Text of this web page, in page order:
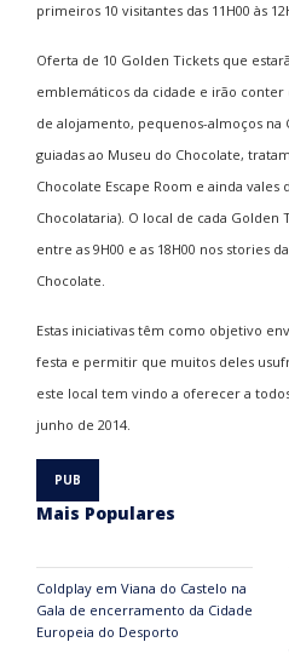
primeiros 10 visitantes das 11H00 às
Oferta de 10 Golden Tickets que
emblemáticos da cidade e irão
de alojamento, pequenos-almoços na
guiadas ao Museu do Chocolate,
Chocolate Escape Room e ainda vales
Chocolataria). O local de cada Golden
entre as 9H00 e as 18H00 nos stories
Chocolate.
Estas iniciativas têm como objetivo
festa e permitir que muitos deles
este local tem vindo a oferecer a
junho de 2014.
Mais Populares
Coldplay em Viana do Castelo na
Gala de encerramento da Cidade
Europeia do Desporto